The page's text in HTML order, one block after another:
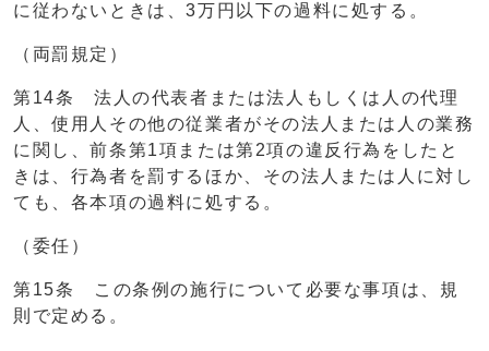
に従わないときは、3万円以下の過料に処する。
（両罰規定）
第14条 法人の代表者または法人もしくは人の代理
人、使用人その他の従業者がその法人または人の業務
に関し、前条第1項または第2項の違反行為をしたと
きは、行為者を罰するほか、その法人または人に対し
ても、各本項の過料に処する。
（委任）
第15条 この条例の施行について必要な事項は、規
則で定める。